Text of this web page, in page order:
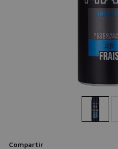
Compartir